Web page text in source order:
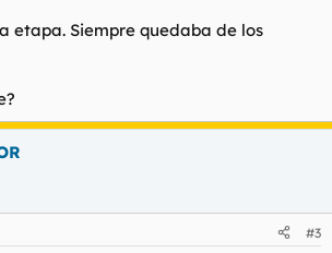
etapa. Siempre quedaba de los
#3